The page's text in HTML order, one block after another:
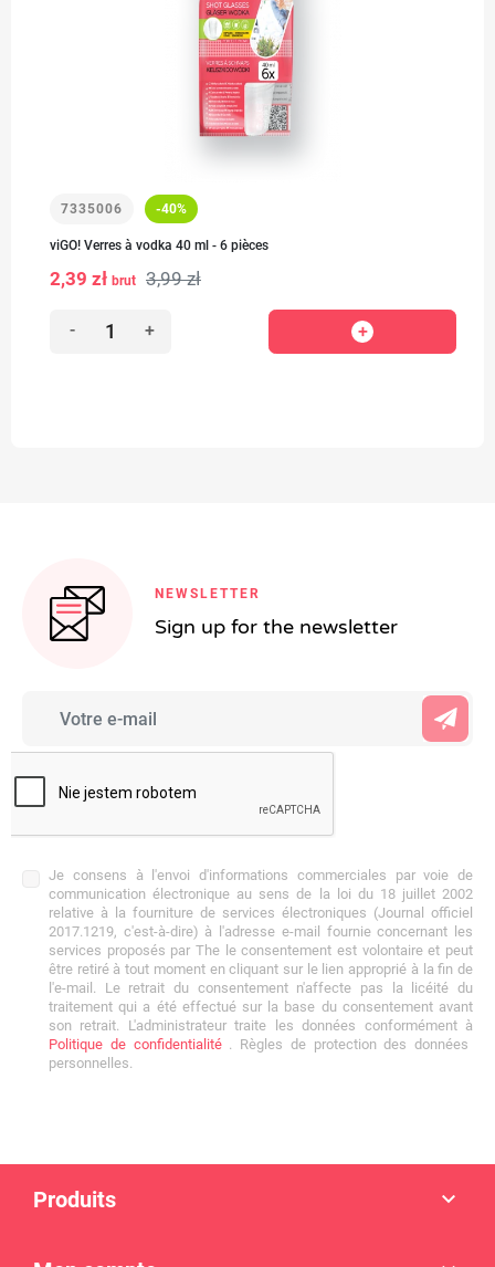
7335006 -40%
viGO! Verres à vodka 40 ml - 6 pièces
2,39 zł brut 3,99 zł
- +
NEWSLETTER
Sign up for the newsletter
Je consens à l'envoi d'informations commerciales par voie de
communication électronique au sens de la loi du 18 juillet 2002
relative à la fourniture de services électroniques (Journal officiel
2017.1219, c'est-à-dire) à l'adresse e-mail fournie concernant les
services proposés par The le consentement est volontaire et peut
être retiré à tout moment en cliquant sur le lien approprié à la fin de
l'e-mail. Le retrait du consentement n'affecte pas la licéité du
traitement qui a été effectué sur la base du consentement avant
son retrait. L'administrateur traite les données conformément à
Politique de confidentialité. Règles de protection des données
personnelles.
Produits 